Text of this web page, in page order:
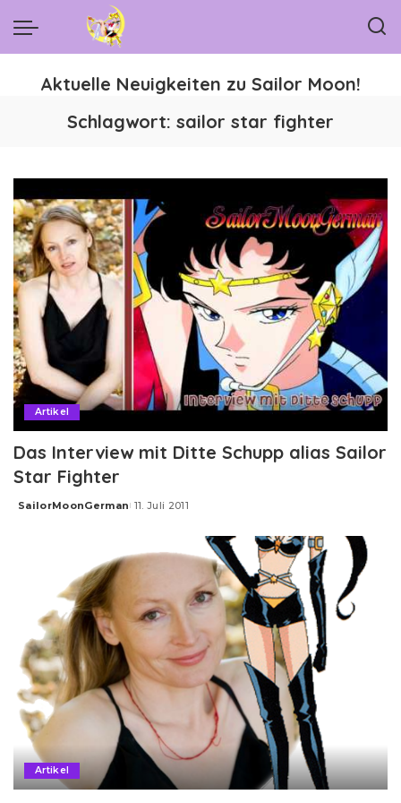
Aktuelle Neuigkeiten zu Sailor Moon!
Schlagwort: sailor star fighter
Artikel
Das Interview mit Ditte Schupp alias Sailor
Star Fighter
Posted
SailorMoonGerman 11. Juli 2011
Artikel